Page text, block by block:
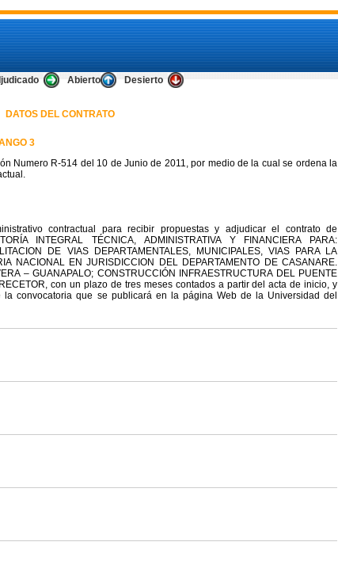
Abierto Desierto
DATOS DEL CONTRATO
3
Numero R-514 del 10 de Junio de 2011, por medio de la cual se ordena la
contractual para recibir propuestas y adjudicar el contrato de
INTEGRAL TÉCNICA, ADMINISTRATIVA Y FINANCIERA PARA:
DE VIAS DEPARTAMENTALES, MUNICIPALES, VIAS PARA LA
NACIONAL EN JURISDICCION DEL DEPARTAMENTO DE CASANARE.
– GUANAPALO; CONSTRUCCIÓN INFRAESTRUCTURA DEL PUENTE
con un plazo de tres meses contados a partir del acta de inicio, y
convocatoria que se publicará en la página Web de la Universidad del